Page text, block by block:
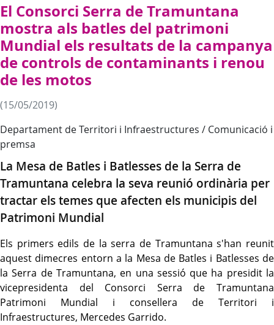
El Consorci Serra de Tramuntana
mostra als batles del patrimoni
Mundial els resultats de la campanya
de controls de contaminants i renou
de les motos
(15/05/2019)
Departament de Territori i Infraestructures / Comunicació i
premsa
La Mesa de Batles i Batlesses de la Serra de
Tramuntana celebra la seva reunió ordinària per
tractar els temes que afecten els municipis del
Patrimoni Mundial
Els primers edils de la serra de Tramuntana s'han reunit
aquest dimecres entorn a la Mesa de Batles i Batlesses de
la Serra de Tramuntana, en una sessió que ha presidit la
vicepresidenta del Consorci Serra de Tramuntana
Patrimoni Mundial i consellera de Territori i
Infraestructures, Mercedes Garrido.